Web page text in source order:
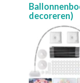
decoreren)